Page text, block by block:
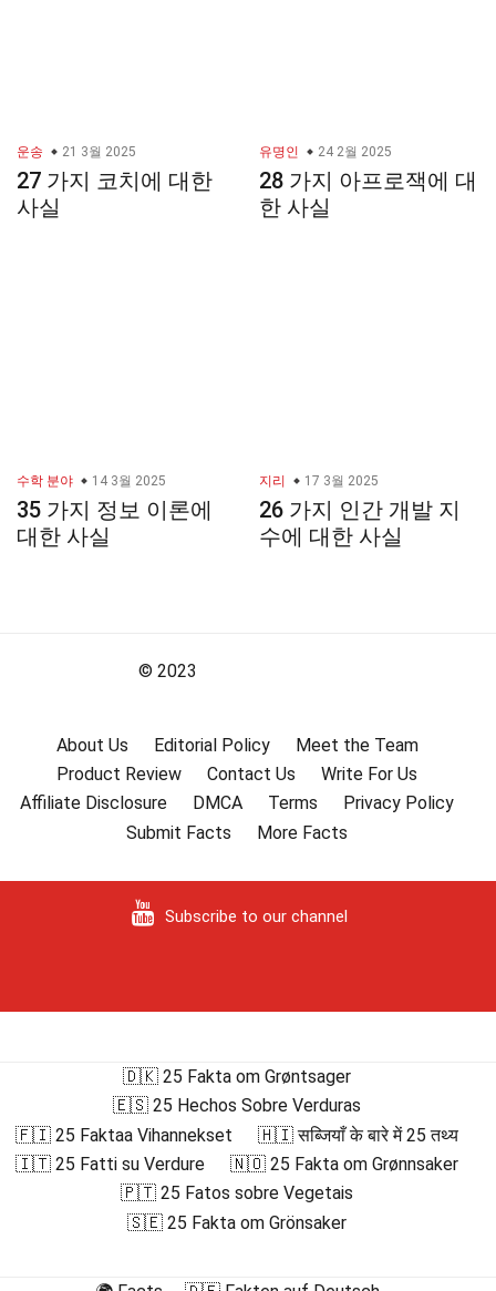
운송 21 3월 2025
27 가지 코치에 대한
사실
유명인 24 2월 2025
28 가지 아프로잭에 대
한 사실
수학 분야 14 3월 2025
35 가지 정보 이론에
대한 사실
지리 17 3월 2025
26 가지 인간 개발 지
수에 대한 사실
© 2023
About Us Editorial Policy
Meet the Team
Product Review
Contact Us
Write For Us
Affiliate Disclosure
DMCA Terms
Privacy Policy
Submit Facts
More Facts
Subscribe to our channel
🇩🇰 25 Fakta om Grøntsager
🇪🇸 25 Hechos Sobre Verduras
🇫🇮 25 Faktaa Vihannekset
🇭🇮 सब्जियाँ के बारे में 25 तथ्य
🇮🇹 25 Fatti su Verdure
🇳🇴 25 Fakta om Grønnsaker
🇵🇹 25 Fatos sobre Vegetais
🇸🇪 25 Fakta om Grönsaker